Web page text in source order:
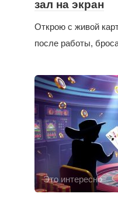
зал на экран
Открою с живой
после работы,
Это интересно